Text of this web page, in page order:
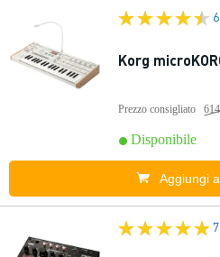
Korg
Prezzo consigliato
Disponibile
Aggiungi